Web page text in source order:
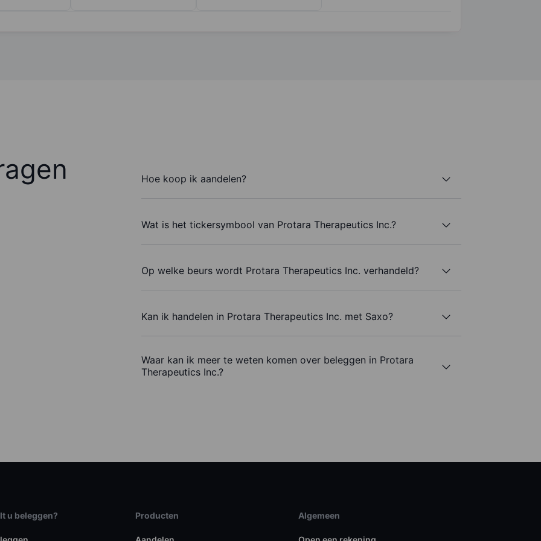
Hoe koop ik aandelen?
Wat is het tickersymbool van Protara Therapeutics Inc.?
Op welke beurs wordt Protara Therapeutics Inc. verhandeld?
Kan ik handelen in Protara Therapeutics Inc. met Saxo?
Waar kan ik meer te weten komen over beleggen in Protara
Therapeutics Inc.?
u beleggen? Producten Algemeen